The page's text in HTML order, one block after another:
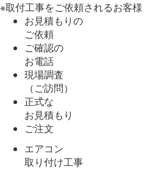
※取付工事をご依頼されるお客様
お見積もりの
ご依頼
ご確認の
お電話
現場調査
（ご訪問）
正式な
お見積もり
ご注文
エアコン
取り付け工事